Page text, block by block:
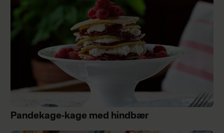
Pandekage-kage med hindbær